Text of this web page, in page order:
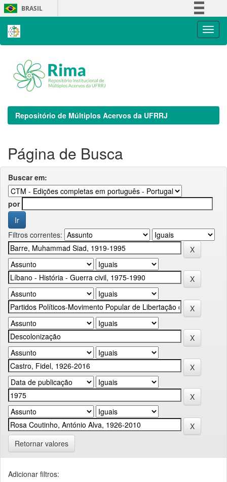
Skip
navigation
BRASIL
Repositório de Múltiplos Acervos da UFRRJ
Página de Busca
Buscar em:
por
Filtros correntes:
Retornar valores
Adicionar filtros: